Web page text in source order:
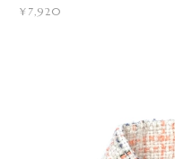
¥7,920